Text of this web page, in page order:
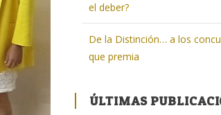
el deber?
De la Distinción… a los
que premia
ÚLTIMAS